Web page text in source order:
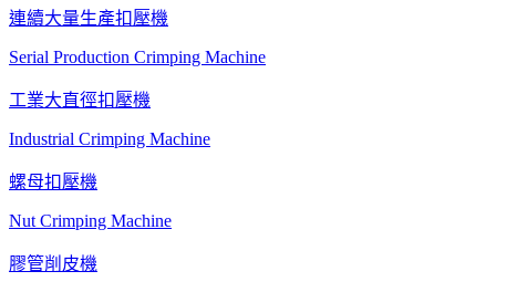
連續大量生產扣壓機
Serial Production Crimping Machine
工業大直徑扣壓機
Industrial Crimping Machine
螺母扣壓機
Nut Crimping Machine
膠管削皮機